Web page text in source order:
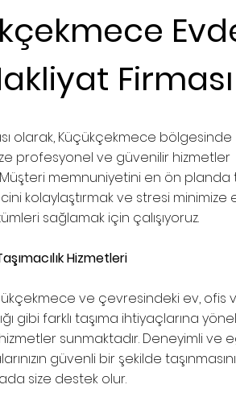
Firması
olarak, Küçükçekmece bölgesinde
profesyonel ve güvenilir hizmetler
Müşteri memnuniyetini en ön planda
kolaylaştırmak ve stresi minimize
sağlamak için çalışıyoruz.
Hizmetleri
ve çevresindeki ev, ofis
gibi farklı taşıma ihtiyaçlarına
sunmaktadır. Deneyimli ve
güvenli bir şekilde
size destek olur.